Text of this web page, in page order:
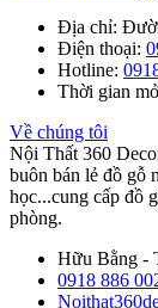
Địa chỉ:
Điện thoại:
Hotline:
Thời gian
Về chúng tôi
Nội Thất 360
buôn bán lẻ đồ gỗ
học...cung cấp đồ
phòng.
Hữu Bằng -
0918 886